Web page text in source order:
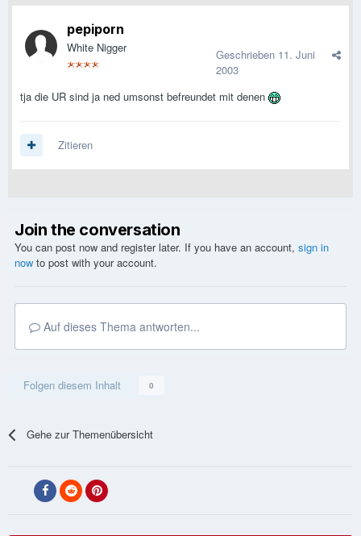
pepiporn
White Nigger Geschrieben 11. Juni
2003
tja die UR sind ja ned umsonst befreundet mit denen
Zitieren
Join the conversation
You can post now and register later. If you have an account, sign in
now to post with your account.
Auf dieses Thema antworten...
Folgen diesem Inhalt 0
Gehe zur Themenübersicht